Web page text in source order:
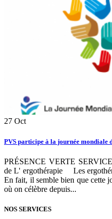
27 Oct
PVS participe à la journée mondiale
PRÉSENCE VERTE
de L' ergothérapie Les
En fait, il semble bien que cette
où on célèbre depuis...
NOS SERVICES